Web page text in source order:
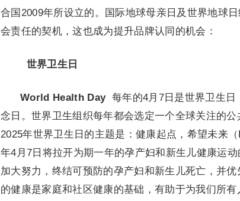
合国2009年所设立的。国际地球母亲日及世界地球
会责任的契机，这也成为提升品牌认同的机会：
世界卫生日
World Health Day 每年的4月7日是世界卫生
念日。世界卫生组织每年都会选定一个全球关注的公
2025年世界卫生日的主题是：健康起点，希望未来
年4月7日将拉开为期一年的孕产妇和新生儿健康运
加大努力，终结可预防的孕产妇和新生儿死亡，并
的健康是家庭和社区健康的基础，有助于为我们所